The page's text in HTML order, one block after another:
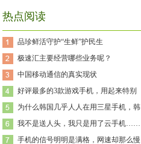
热点阅读
品珍鲜活守护“生鲜”护民生
极速汇主要经营哪些业务呢？
中国移动通信的真实现状
好评最多的3款游戏手机，用起来特别
为什么韩国几乎人人在用三星手机，韩
我不是送人头，我只是用了云手机……
手机的信号明明是满格，网速却那么慢